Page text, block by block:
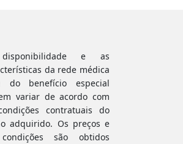
e as
da rede médica
do benefício especial
variar de acordo com
contratuais do
adquirido. Os preços e
são obtidos